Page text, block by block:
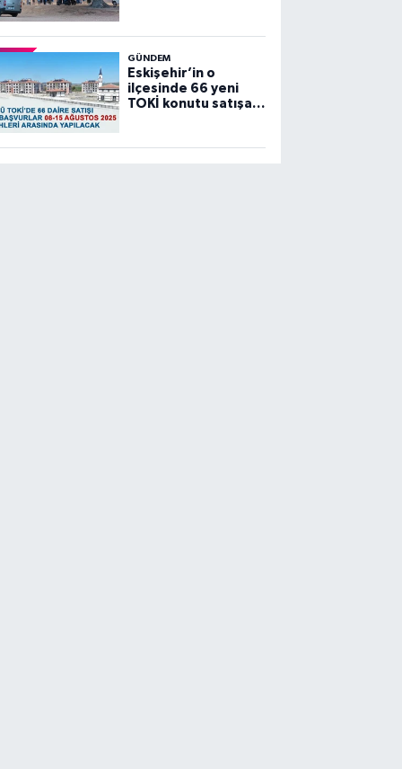
GÜNDEM
Eskişehir’in o
ilçesinde 66 yeni
TOKİ konutu satışa